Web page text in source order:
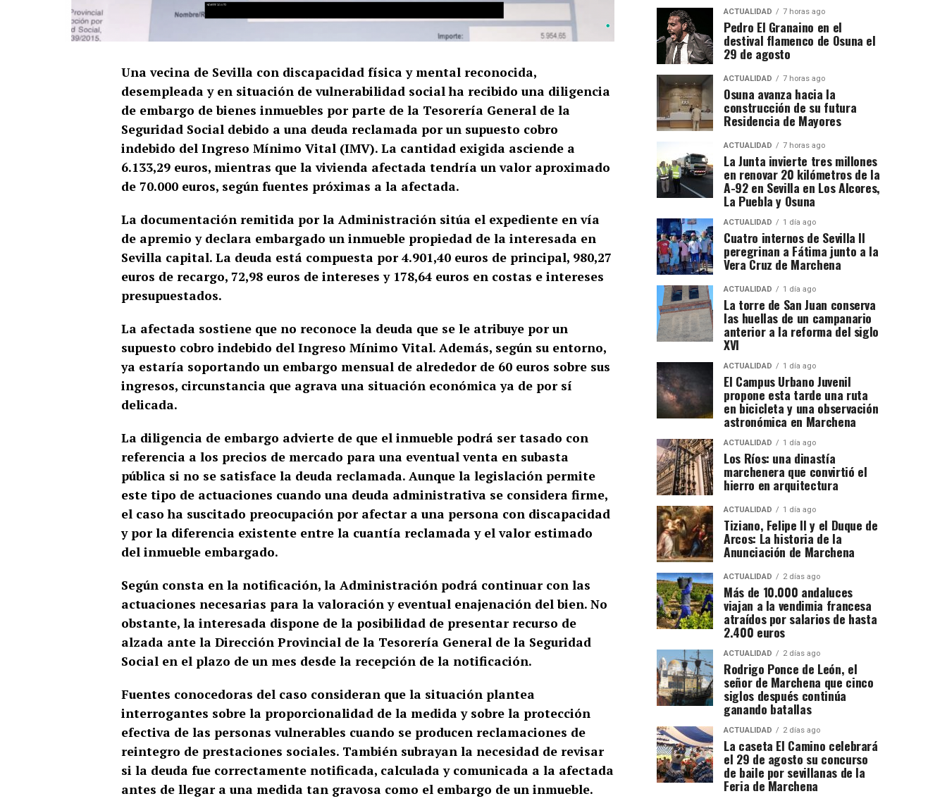
Una vecina de Sevilla con discapacidad física y mental reconocida,
desempleada y en situación de vulnerabilidad social ha recibido una diligencia
de embargo de bienes inmuebles por parte de la Tesorería General de la
Seguridad Social debido a una deuda reclamada por un supuesto cobro
indebido del Ingreso Mínimo Vital (IMV). La cantidad exigida asciende a
6.133,29 euros, mientras que la vivienda afectada tendría un valor aproximado
de 70.000 euros, según fuentes próximas a la afectada.
La documentación remitida por la Administración sitúa el expediente en vía
de apremio y declara embargado un inmueble propiedad de la interesada en
Sevilla capital. La deuda está compuesta por 4.901,40 euros de principal, 980,27
euros de recargo, 72,98 euros de intereses y 178,64 euros en costas e intereses
presupuestados.
La afectada sostiene que no reconoce la deuda que se le atribuye por un
supuesto cobro indebido del Ingreso Mínimo Vital. Además, según su entorno,
ya estaría soportando un embargo mensual de alrededor de 60 euros sobre sus
ingresos, circunstancia que agrava una situación económica ya de por sí
delicada.
La diligencia de embargo advierte de que el inmueble podrá ser tasado con
referencia a los precios de mercado para una eventual venta en subasta
pública si no se satisface la deuda reclamada. Aunque la legislación permite
este tipo de actuaciones cuando una deuda administrativa se considera firme,
el caso ha suscitado preocupación por afectar a una persona con discapacidad
y por la diferencia existente entre la cuantía reclamada y el valor estimado
del inmueble embargado.
Según consta en la notificación, la Administración podrá continuar con las
actuaciones necesarias para la valoración y eventual enajenación del bien. No
obstante, la interesada dispone de la posibilidad de presentar recurso de
alzada ante la Dirección Provincial de la Tesorería General de la Seguridad
Social en el plazo de un mes desde la recepción de la notificación.
Fuentes conocedoras del caso consideran que la situación plantea
interrogantes sobre la proporcionalidad de la medida y sobre la protección
efectiva de las personas vulnerables cuando se producen reclamaciones de
reintegro de prestaciones sociales. También subrayan la necesidad de revisar
si la deuda fue correctamente notificada, calculada y comunicada a la afectada
antes de llegar a una medida tan gravosa como el embargo de un inmueble.
ACTUALIDAD 7 horas ago
Pedro El Granaino en el
destival flamenco de Osuna el
29 de agosto
ACTUALIDAD 7 horas ago
Osuna avanza hacia la
construcción de su futura
Residencia de Mayores
ACTUALIDAD 7 horas ago
La Junta invierte tres millones
en renovar 20 kilómetros de la
A-92 en Sevilla en Los Alcores,
La Puebla y Osuna
ACTUALIDAD 1 día ago
Cuatro internos de Sevilla II
peregrinan a Fátima junto a la
Vera Cruz de Marchena
ACTUALIDAD 1 día ago
La torre de San Juan conserva
las huellas de un campanario
anterior a la reforma del siglo
XVI
ACTUALIDAD 1 día ago
El Campus Urbano Juvenil
propone esta tarde una ruta
en bicicleta y una observación
astronómica en Marchena
ACTUALIDAD 1 día ago
Los Ríos: una dinastía
marchenera que convirtió el
hierro en arquitectura
ACTUALIDAD 1 día ago
Tiziano, Felipe II y el Duque de
Arcos: La historia de la
Anunciación de Marchena
ACTUALIDAD 2 días ago
Más de 10.000 andaluces
viajan a la vendimia francesa
atraídos por salarios de hasta
2.400 euros
ACTUALIDAD 2 días ago
Rodrigo Ponce de León, el
señor de Marchena que cinco
siglos después continúa
ganando batallas
ACTUALIDAD 2 días ago
La caseta El Camino celebrará
el 29 de agosto su concurso
de baile por sevillanas de la
Feria de Marchena